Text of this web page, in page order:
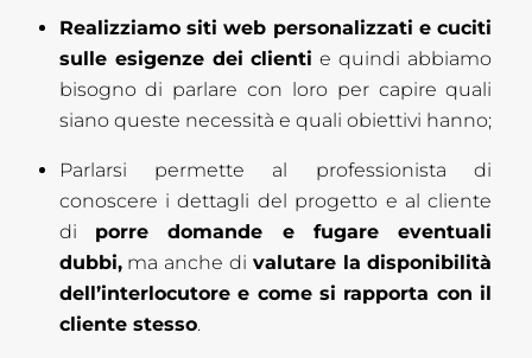
Realizziamo siti web personalizzati e cuciti
sulle esigenze dei clienti e quindi abbiamo
bisogno di parlare con loro per capire quali
siano queste necessità e quali obiettivi hanno;
Parlarsi permette al professionista di
conoscere i dettagli del progetto e al cliente
di porre domande e fugare eventuali
dubbi,ma anche di valutare la disponibilità
dell’interlocutore e come si rapporta con il
cliente stesso.